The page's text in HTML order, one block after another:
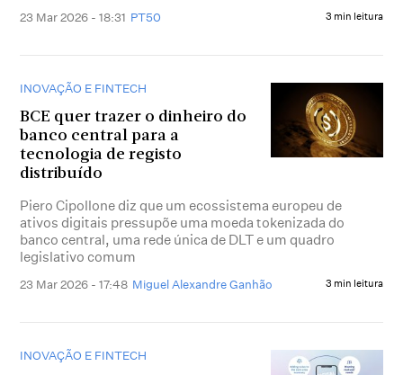
23 Mar 2026 - 18:31 PT50 3 min leitura
INOVAÇÃO E FINTECH
BCE quer trazer o dinheiro do
banco central para a
tecnologia de registo
distribuído
Piero Cipollone diz que um ecossistema europeu de
ativos digitais pressupõe uma moeda tokenizada do
banco central, uma rede única de DLT e um quadro
legislativo comum
23 Mar 2026 - 17:48 Miguel Alexandre Ganhão 3 min leitura
INOVAÇÃO E FINTECH